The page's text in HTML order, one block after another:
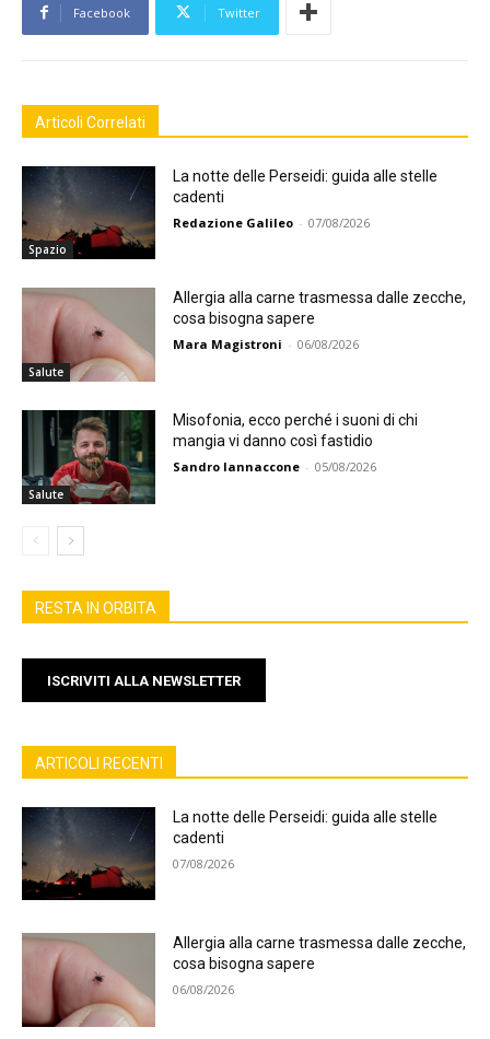
Facebook Twitter
Articoli Correlati
Spazio
La notte delle Perseidi: guida alle stelle
cadenti
Redazione Galileo - 07/08/2026
Salute
Allergia alla carne trasmessa dalle zecche,
cosa bisogna sapere
Mara Magistroni - 06/08/2026
Salute
Misofonia, ecco perché i suoni di chi
mangia vi danno così fastidio
Sandro Iannaccone - 05/08/2026
RESTA IN ORBITA
ISCRIVITI ALLA NEWSLETTER
ARTICOLI RECENTI
La notte delle Perseidi: guida alle stelle
cadenti
07/08/2026
Allergia alla carne trasmessa dalle zecche,
cosa bisogna sapere
06/08/2026